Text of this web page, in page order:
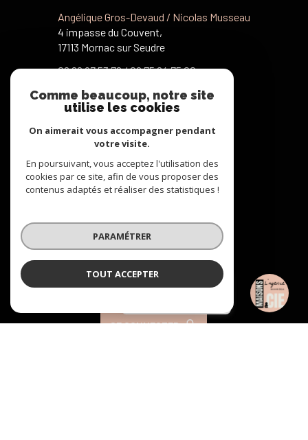
Maisons et Compagnie
Angélique Gros-Devaud / Nicolas Musseau
4 impasse du Couvent,
17113 Mornac sur Seudre
06 82 97 53 78 /06 75 64 75 00
NOS RÉSEAUX
Nous suivre
VOTRE ESPACE
Espace propriétaire
SE CONNECTER
Comme beaucoup, notre site
utilise les cookies
On aimerait vous accompagner pendant
votre visite.
En poursuivant, vous acceptez l'utilisation des
cookies par ce site, afin de vous proposer des
contenus adaptés et réaliser des statistiques !
PARAMÉTRER
TOUT ACCEPTER